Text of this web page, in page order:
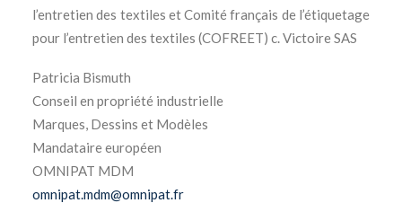
l’entretien des textiles et Comité français de l’étiquetage
pour l’entretien des textiles (COFREET) c. Victoire SAS
Patricia Bismuth
Conseil en propriété industrielle
Marques, Dessins et Modèles
Mandataire européen
OMNIPAT MDM
omnipat.mdm@omnipat.fr